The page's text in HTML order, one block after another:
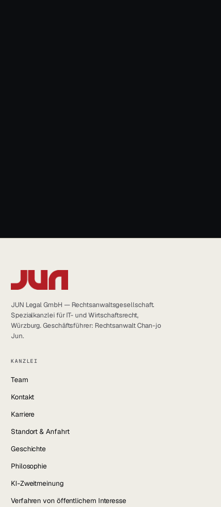
JUN Legal GmbH — Rechtsanwaltsgesellschaft.
Spezialkanzlei für IT- und Wirtschaftsrecht,
Würzburg. Geschäftsführer: Rechtsanwalt Chan-jo
Jun.
KANZLEI
Team
Kontakt
Karriere
Standort & Anfahrt
Geschichte
Philosophie
KI-Zweitmeinung
Verfahren von öffentlichem Interesse